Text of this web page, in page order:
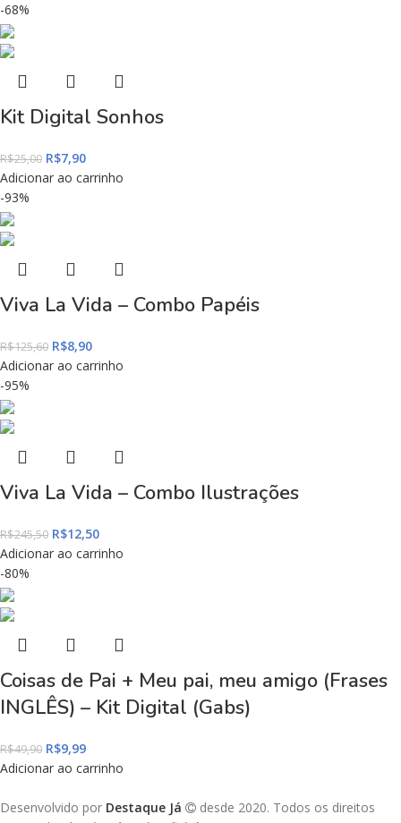
-68%
Kit Digital Sonhos
R$25,00 R$7,90
Adicionar ao carrinho
-93%
Viva La Vida – Combo Papéis
R$125,60 R$8,90
Adicionar ao carrinho
-95%
Viva La Vida – Combo Ilustrações
R$245,50 R$12,50
Adicionar ao carrinho
-80%
Coisas de Pai + Meu pai, meu amigo (Frases
INGLÊS) – Kit Digital (Gabs)
R$49,90 R$9,99
Adicionar ao carrinho
Desenvolvido por Destaque Já
desde 2020. Todos os direitos